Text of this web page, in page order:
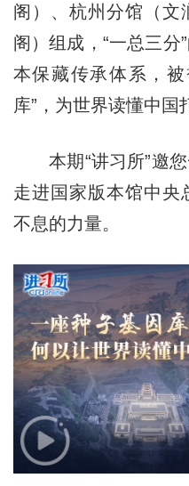
阁）、杭州分馆（文
阁）组成，“一总三分
本保藏传承体系，
库”，为世界读懂中国
本期“讲习所”邀您
走进国家版本馆中央
不息的力量。